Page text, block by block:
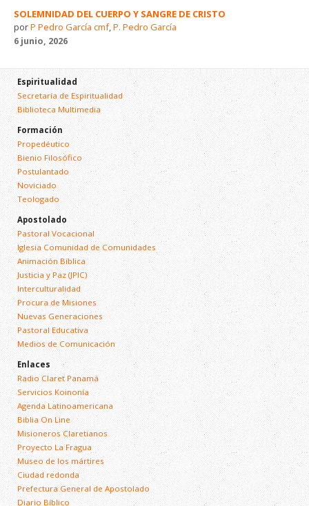
SOLEMNIDAD DEL CUERPO Y SANGRE DE CRISTO
porP Pedro García cmf,P. Pedro García
6 junio, 2026
Espiritualidad
Secretaría de Espiritualidad
Biblioteca Multimedia
Formación
Propedéutico
Bienio Filosófico
Postulantado
Noviciado
Teologado
Apostolado
Pastoral Vocacional
Iglesia Comunidad de Comunidades
Animación Bíblica
Justicia y Paz (JPIC)
Interculturalidad
Procura de Misiones
Nuevas Generaciones
Pastoral Educativa
Medios de Comunicación
Enlaces
Radio Claret Panamá
Servicios Koinonía
Agenda Latinoamericana
Biblia On Line
Misioneros Claretianos
Proyecto La Fragua
Museo de los mártires
Ciudad redonda
Prefectura General de Apostolado
Diario Bíblico